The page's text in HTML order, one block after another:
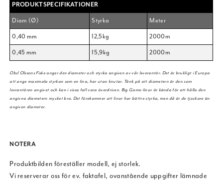
PRODUKTSPECIFIKATIONER
Diam (Ø)
Styrka
Meter
0,40 mm
12,5kg
2000m
0,45 mm
15,9kg 2000m
Obs! Olssons Fiske anger den diameter och styrka angiven av vår leverantör. Det är brukligt i Europa
att ange maximala styrkan som en lina, har utan knutar. Tänk på att diametern är den som
levrantören angivet och kan i vissa fall vara överdriven. Big Game-linor är kända för att hålla den
angivna diametern mycket bra. Det förekommer att linor har bättre styrka, men då är de tjockare än
angiven diameter.
NOTERA
Produktbilden föreställer modell, ej storlek.
Vi reserverar oss för ev. faktafel, ovanstående uppgifter lämnade